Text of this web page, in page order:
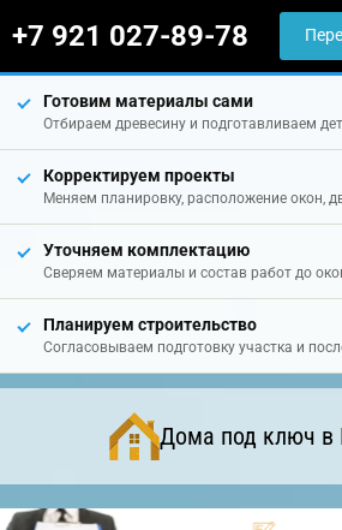
+7 921 027-89-78
Готовим материалы сами
Отбираем древесину и подготавливаем
Корректируем проекты
Меняем планировку, расположение окон,
Уточняем комплектацию
Сверяем материалы и состав работ до
Планируем строительство
Согласовываем подготовку участка и
Дома под ключ в